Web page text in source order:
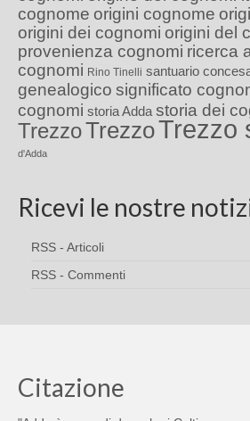
cognome origini cognome
origini dei cognomi origini del
provenienza cognomi ricerca
cognomi Rino Tinelli santuario
genealogico significato
cognomi storia Adda storia dei
TrezzoTrezzoTrezzo
d'Adda
Ricevi le nostre
RSS - Articoli
RSS - Commenti
Citazione